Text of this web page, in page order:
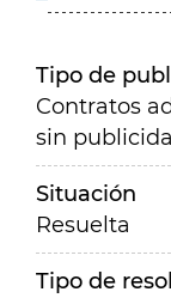
Tipo de
Contratos
sin
Situación
Resuelta
Tipo de